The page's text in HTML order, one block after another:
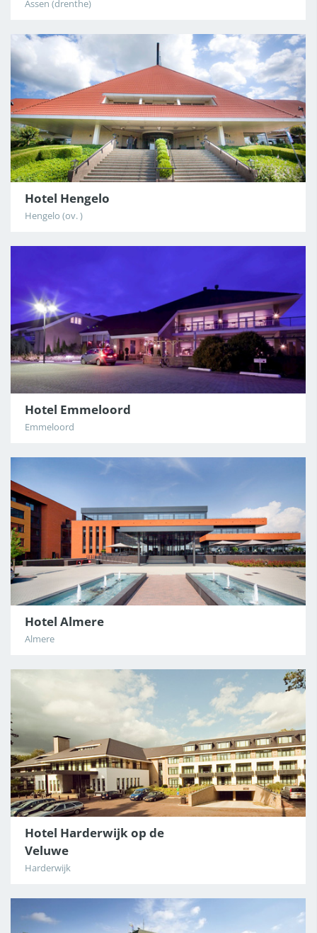
Assen (drenthe)
Hotel Hengelo
Hengelo (ov. )
Hotel Emmeloord
Emmeloord
Hotel Almere
Almere
Hotel Harderwijk op de
Veluwe
Harderwijk